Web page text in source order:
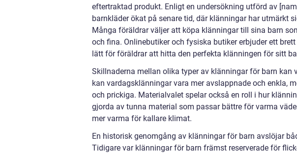
eftertraktad produkt. Enligt en undersökning utförd av
barnkläder ökat på senare tid, där klänningar har utmärkt
Många föräldrar väljer att köpa klänningar till sina barn
och fina. Onlinebutiker och fysiska butiker erbjuder ett
lätt för föräldrar att hitta den perfekta klänningen för sitt
Skillnaderna mellan olika typer av klänningar för barn kan
kan vardagsklänningar vara mer avslappnade och enkla,
och prickiga. Materialvalet spelar också en roll i hur
gjorda av tunna material som passar bättre för varma
mer varma för kallare klimat.
En historisk genomgång av klänningar för barn avslöjar
Tidigare var klänningar för barn främst reserverade för